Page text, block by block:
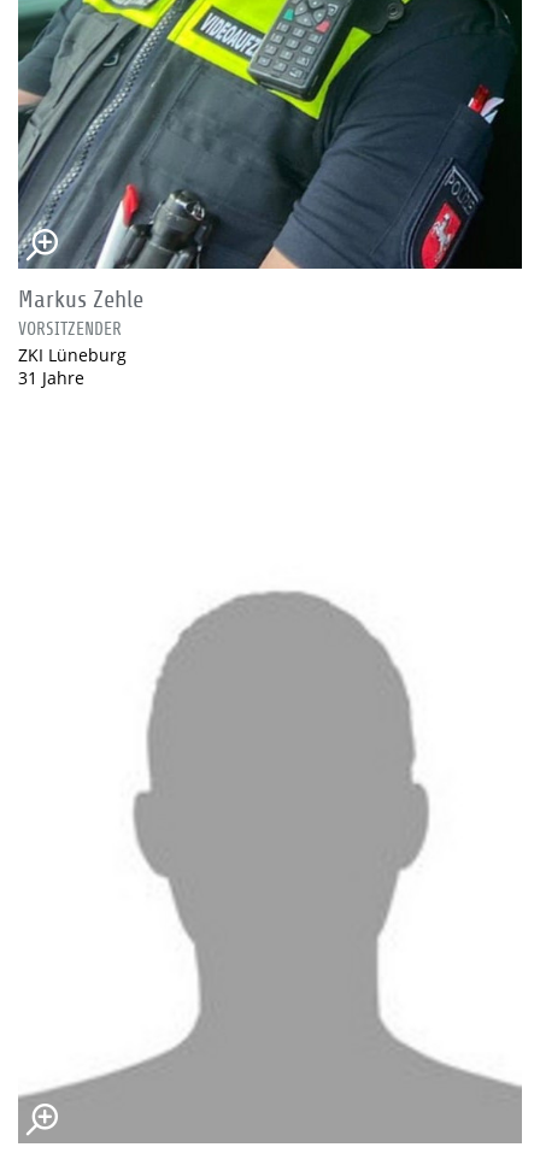
Markus Zehle
VORSITZENDER
ZKI Lüneburg
31 Jahre